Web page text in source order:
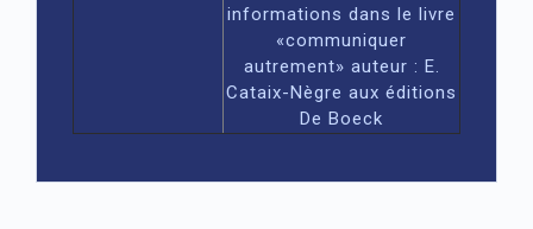
informations dans le livre
«communiquer
autrement» auteur : E.
Cataix-Nègre aux éditions
De Boeck